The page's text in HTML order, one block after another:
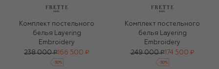
Комплект постельного
белья Layering
Embroidery
238 000 ₽ 166 500 ₽
-30%
Комплект постельного
белья Layering
Embroidery
249 000 ₽174 500 ₽
-30%